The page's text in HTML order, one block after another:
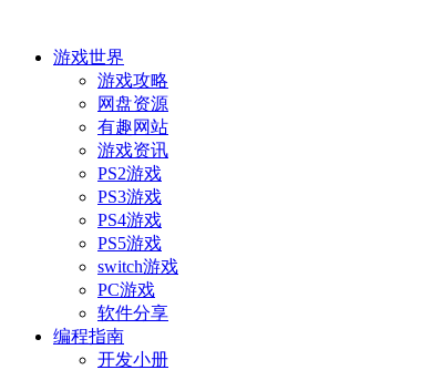
游戏世界
游戏攻略
网盘资源
有趣网站
游戏资讯
PS2游戏
PS3游戏
PS4游戏
PS5游戏
switch游戏
PC游戏
软件分享
编程指南
开发小册